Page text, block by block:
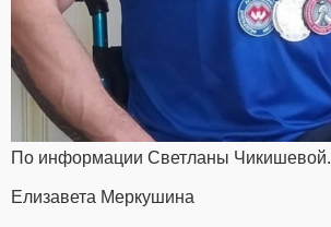
По информации Светланы Чикишевой.
Елизавета Меркушина